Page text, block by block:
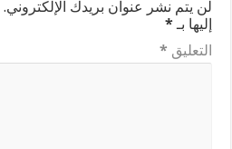
لن يتم نشر عنوان بريدك الإلكتروني.
إليها بـ*
التعليق *